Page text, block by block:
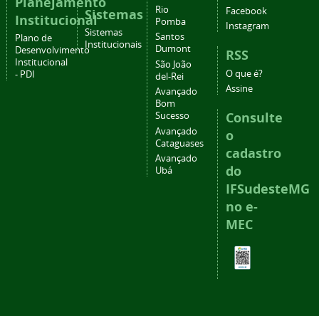
Institucional
Plano de
Desenvolvimento
Institucional
- PDI
Sistemas
Sistemas
Institucionais
Rio
Pomba
Santos
Dumont
São João
del-Rei
Avançado
Bom
Sucesso
Avançado
Cataguases
Avançado
Ubá
Facebook
Instagram
RSS
O que é?
Assine
Consulte
o
cadastro
do
IFSudesteMG
no e-
MEC